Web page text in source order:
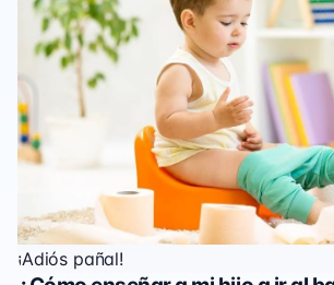
¡Adiós pañal!